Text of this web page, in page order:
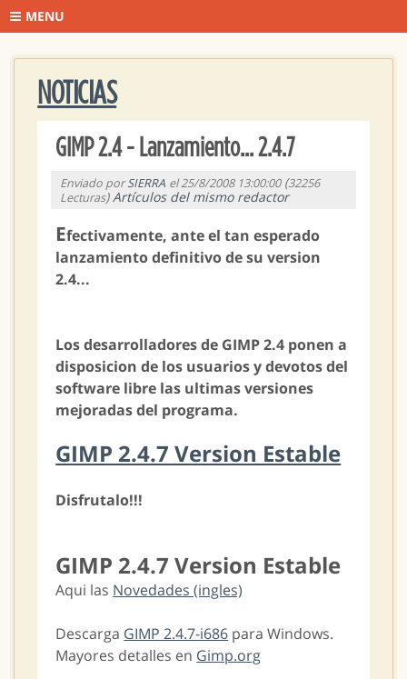
MENU
NOTICIAS
GIMP 2.4 - Lanzamiento... 2.4.7
Enviado porSIERRA el 25/8/2008 13:00:00(32256
Lecturas)Artículos del mismo redactor
Efectivamente, ante el tan esperado
lanzamiento definitivo de su version
2.4...
Los desarrolladores de GIMP 2.4 ponen a
disposicion de los usuarios y devotos del
software libre las ultimas versiones
mejoradas del programa.
GIMP 2.4.7 Version Estable
Disfrutalo!!!
GIMP 2.4.7 Version Estable
Aqui las Novedades (ingles)
Descarga GIMP 2.4.7-i686 para Windows.
Mayores detalles en Gimp.org